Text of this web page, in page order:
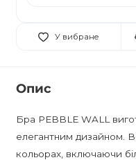
У вибране
Опис
Бра PEBBLE WALL
елегантним дизайном.
кольорах, включаючи